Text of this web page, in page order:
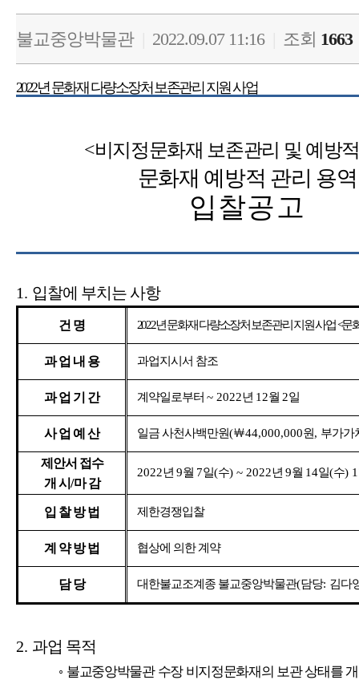
불교중앙박물관 2022.09.07 11:16 조회 1663
2022년 문화재 다량소장처 보존관리 지원 사업
<비지정문화재 보존관리 및 예방
문화재 예방적 관리 용역
입찰공고
1. 입찰에 부치는 사항
건 명 2022년 문화재 다량소장처 보존관리 지원 사업<문
과 업 내 용 과업지시서 참조
과 업 기 간 계약일로부터 ~ 2022년 12월 2일
사 업 예 산 일금 사천사백만원(￦44,000,000원, 부가가
제안서 접수
개 시 /마 감
2022년 9월 7일(수) ~ 2022년 9월 14일(수)
입 찰 방 법 제한경쟁입찰
계 약 방 법 협상에 의한 계약
담 당 대한불교조계종 불교중앙박물관(담당: 김다
2. 과업 목적
◦ 불교중앙박물관 수장 비지정문화재의 보관 상태를